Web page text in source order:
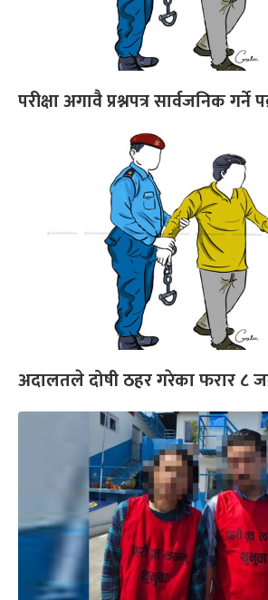
परीक्षा अगावै प्रश्नपत्र सार्वजनिक गर्ने
अदालतले दोषी ठहर गरेका फरार ८